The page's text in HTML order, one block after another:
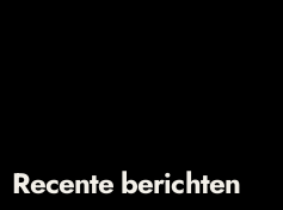
Recente berichten